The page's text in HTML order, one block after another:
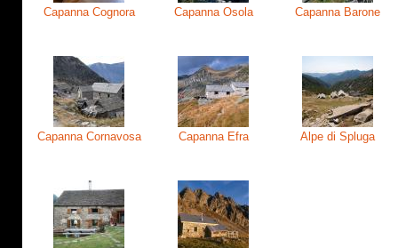
Capanna Cognora Capanna Osola Capanna Barone
Capanna Cornavosa Capanna Efra Alpe di Spluga